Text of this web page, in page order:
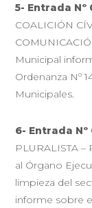
5- Entrada Nº
COALICIÓN
Municipal
Ordenanza Nº
Municipales.
6- Entrada
PLURALISTA –
al Órgano
limpieza del
informe sobre